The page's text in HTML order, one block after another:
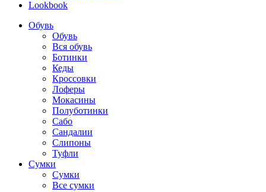
Lookbook
Обувь
Обувь
Вся обувь
Ботинки
Кеды
Кроссовки
Лоферы
Мокасины
Полуботинки
Сабо
Сандалии
Слипоны
Туфли
Сумки
Сумки
Все сумки